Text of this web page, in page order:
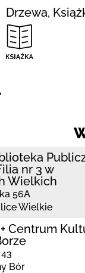
Drzewa,
nr 3 w
Wielkich
56A
Wielkie
Centrum
Bór